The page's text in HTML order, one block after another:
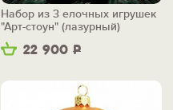
22 900 Р
Набор из 3 елочных игрушек
"Арт-стоун" (лазурный)